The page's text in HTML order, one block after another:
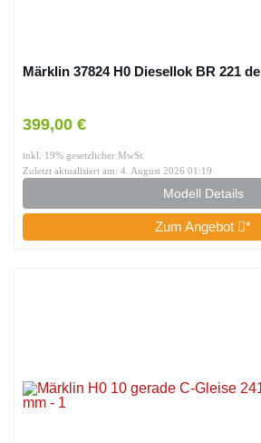
Märklin 37824 H0 Diesellok BR 221
399,00 €
inkl. 19% gesetzlicher MwSt.
Zuletzt aktualisiert am: 4. August 2026 01:19
Modell Details
Zum Angebot *